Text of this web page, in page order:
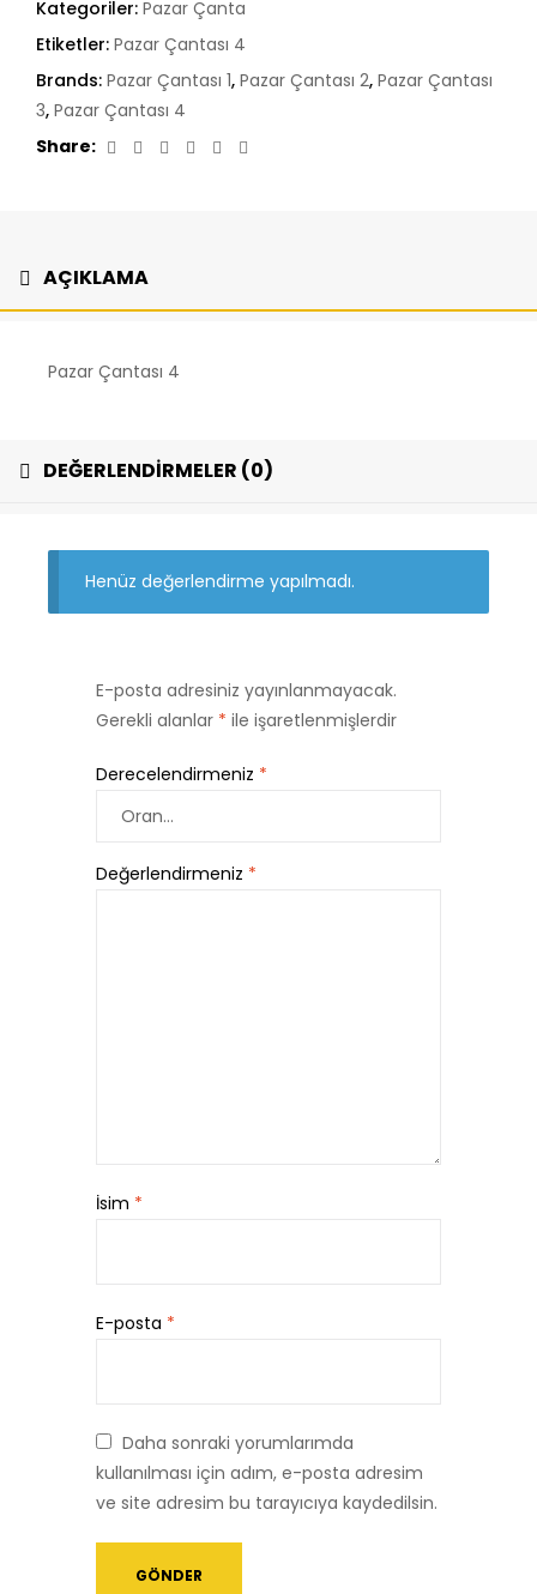
Kategoriler: Pazar Çanta
Etiketler: Pazar Çantası 4
Brands: Pazar Çantası 1, Pazar Çantası 2, Pazar Çantası
3, Pazar Çantası 4
Share:
Facebook
TwitterLinkedinGoogle+Pinterest
AÇIKLAMA
Pazar Çantası 4
DEĞERLENDIRMELER (0)
Henüz değerlendirme yapılmadı.
E-posta adresiniz yayınlanmayacak.
Gerekli alanlar * ile işaretlenmişlerdir
Derecelendirmeniz *
Değerlendirmeniz *
İsim *
E-posta *
Daha sonraki yorumlarımda
kullanılması için adım, e-posta adresim
ve site adresim bu tarayıcıya kaydedilsin.